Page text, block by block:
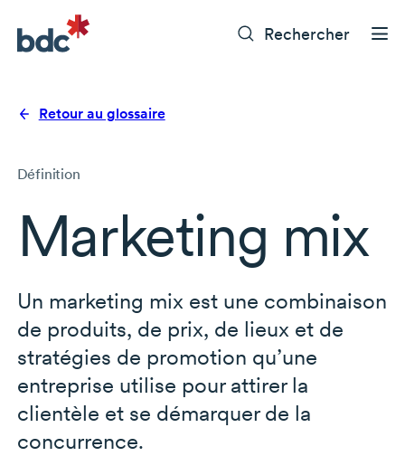
Rechercher
Retour au glossaire
Définition
Marketing mix
Un marketing mix est une combinaison
de produits, de prix, de lieux et de
stratégies de promotion qu’une
entreprise utilise pour attirer la
clientèle et se démarquer de la
concurrence.